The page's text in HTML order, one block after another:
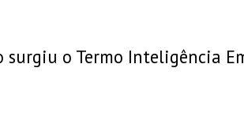
surgiu o Termo Inteligência